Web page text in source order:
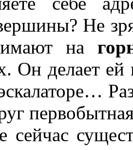
Не
на
Он делает ей